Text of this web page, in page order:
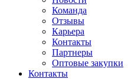
Команда
Отзывы
Карьера
Контакты
Партнеры
Оптовые закупки
Контакты